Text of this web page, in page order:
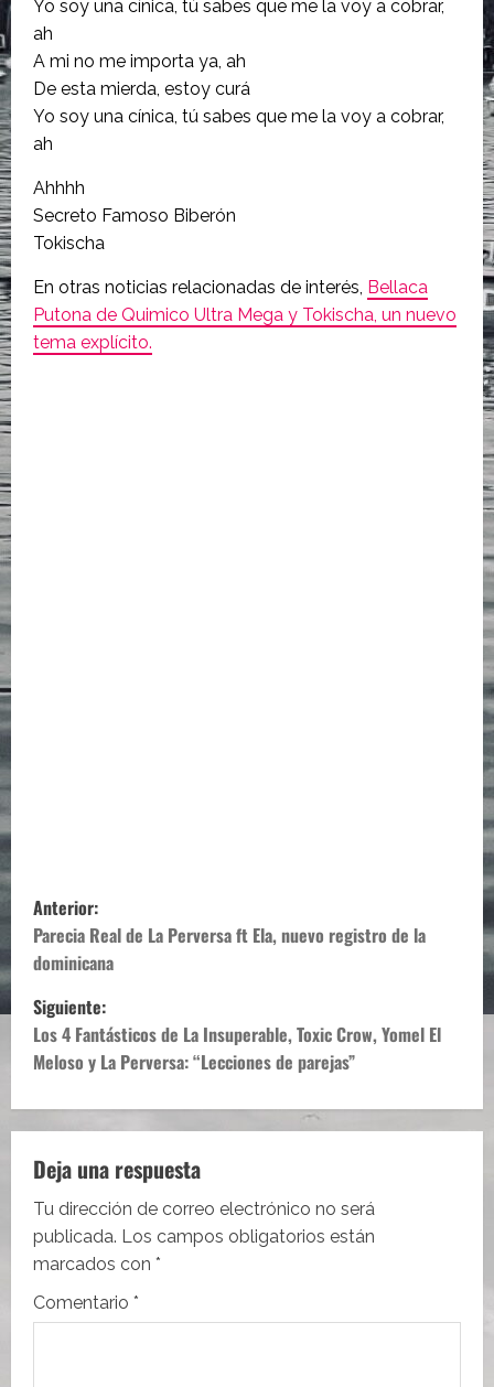
Yo soy una cínica, tú sabes que me la voy a cobrar,
ah
A mi no me importa ya, ah
De esta mierda, estoy curá
Yo soy una cínica, tú sabes que me la voy a cobrar,
ah
Ahhhh
Secreto Famoso Biberón
Tokischa
En otras noticias relacionadas de interés, Bellaca
Putona de Quimico Ultra Mega y Tokischa, un nuevo
tema explícito.
N
a
v
e
g
a
c
i
ó
n
Anterior:
Parecia Real de La Perversa ft Ela, nuevo registro de la
dominicana
Siguiente:
Los 4 Fantásticos de La Insuperable, Toxic Crow, Yomel El
Meloso y La Perversa: “Lecciones de parejas”
Deja una respuesta
Tu dirección de correo electrónico no será
publicada. Los campos obligatorios están
marcados con *
Comentario *